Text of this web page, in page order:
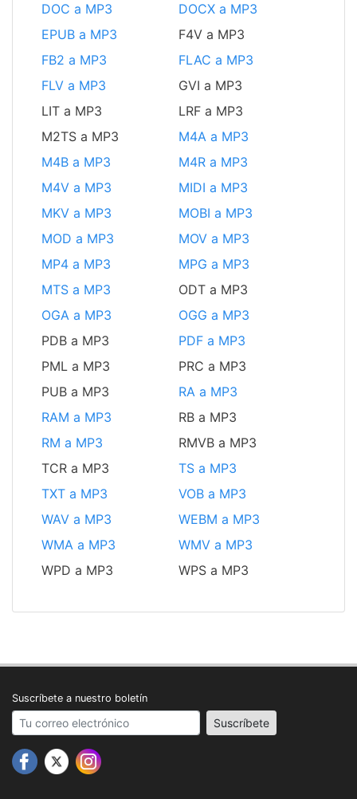
DOC a MP3
DOCX a MP3
EPUB a MP3
F4V a MP3
FB2 a MP3
FLAC a MP3
FLV a MP3
GVI a MP3
LIT a MP3
LRF a MP3
M2TS a MP3
M4A a MP3
M4B a MP3
M4R a MP3
M4V a MP3
MIDI a MP3
MKV a MP3
MOBI a MP3
MOD a MP3
MOV a MP3
MP4 a MP3
MPG a MP3
MTS a MP3
ODT a MP3
OGA a MP3
OGG a MP3
PDB a MP3
PDF a MP3
PML a MP3
PRC a MP3
PUB a MP3
RA a MP3
RAM a MP3
RB a MP3
RM a MP3
RMVB a MP3
TCR a MP3
TS a MP3
TXT a MP3
VOB a MP3
WAV a MP3
WEBM a MP3
WMA a MP3
WMV a MP3
WPD a MP3
WPS a MP3
Suscríbete a nuestro boletín
Your email address Suscríbete